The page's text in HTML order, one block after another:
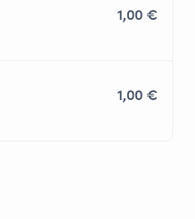
1,00 €
1,00 €